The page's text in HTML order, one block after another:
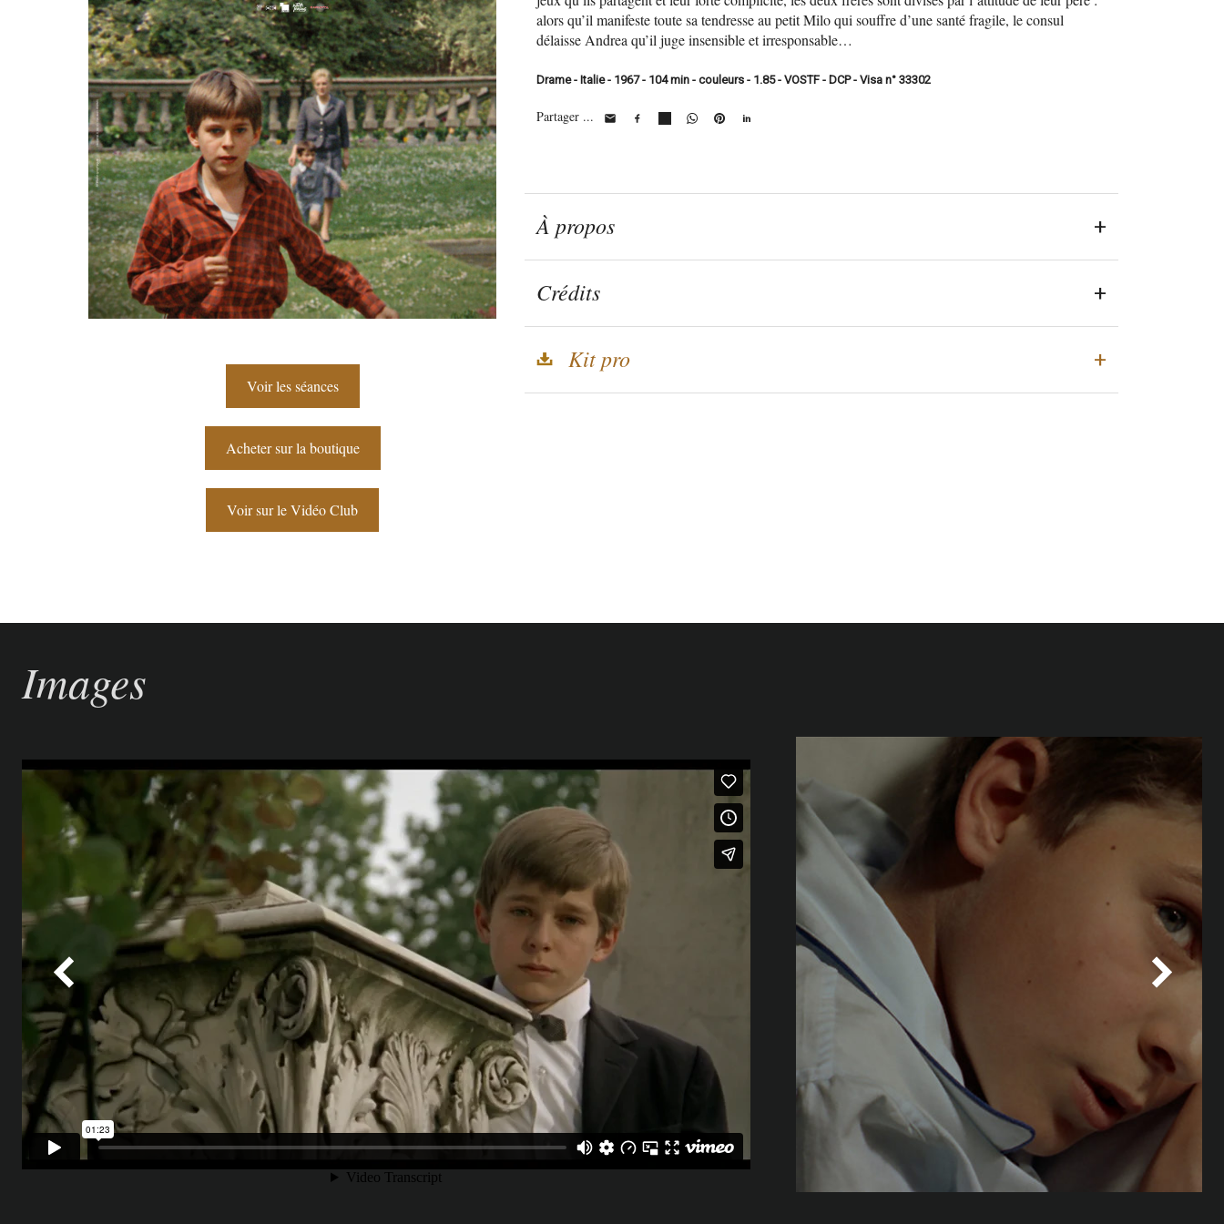
Voir les séances
Acheter sur la boutique
Voir sur le Vidéo Club
alors qu’il manifeste toute sa tendresse au petit Milo qui souffre d’une santé fragile, le consul
délaisse Andrea qu’il juge insensible et irresponsable…
Drame - Italie - 1967 - 104 min - couleurs - 1.85 - VOSTF - DCP - Visa n° 33302
Partager ...
À propos
Crédits
Kit pro
Images